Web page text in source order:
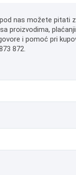
nas možete pitati
proizvodima,
i pomoć pri
872.